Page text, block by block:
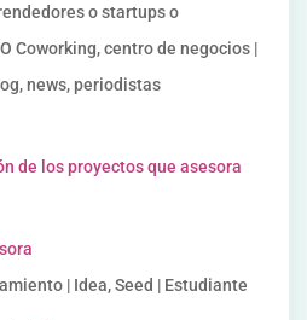
o startups o
Coworking, centro de negocios |
news, periodistas
de los proyectos que asesora
| Idea, Seed | Estudiante